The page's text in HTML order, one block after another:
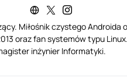
Miłośnik czystego Androida
oraz fan systemów typu
inżynier Informatyki.